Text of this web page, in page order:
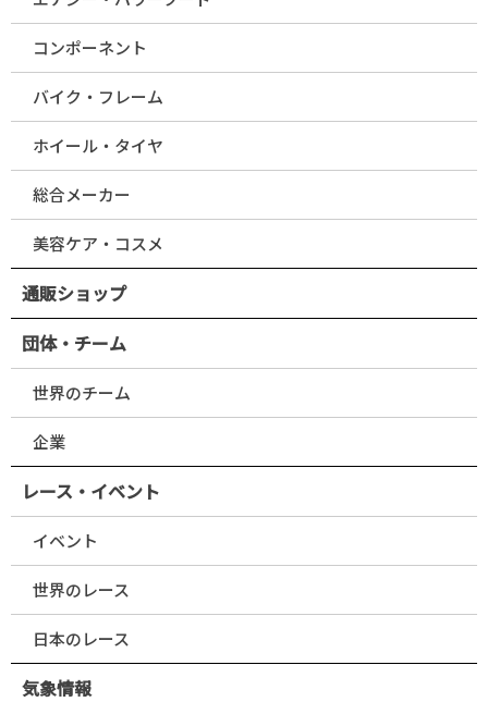
コンポーネント
バイク・フレーム
ホイール・タイヤ
総合メーカー
美容ケア・コスメ
通販ショップ
団体・チーム
世界のチーム
企業
レース・イベント
イベント
世界のレース
日本のレース
気象情報